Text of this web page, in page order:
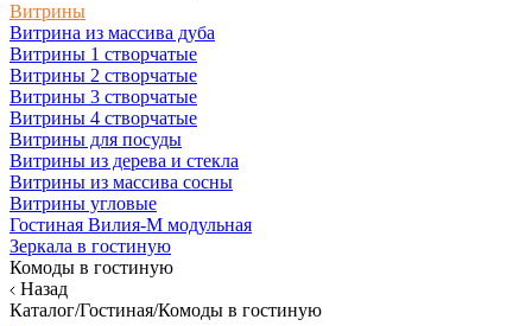
Витрины
Витрина из массива дуба
Витрины 1 створчатые
Витрины 2 створчатые
Витрины 3 створчатые
Витрины 4 створчатые
Витрины для посуды
Витрины из дерева и стекла
Витрины из массива сосны
Витрины угловые
Гостиная Вилия-М модульная
Зеркала в гостиную
Комоды в гостиную
Назад
Каталог/Гостиная/Комоды в гостиную